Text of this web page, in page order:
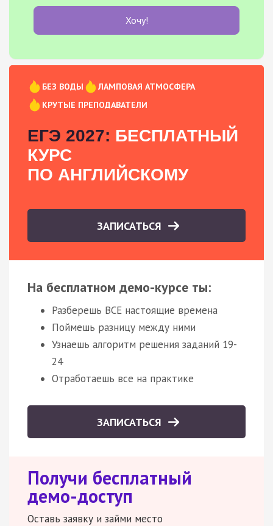
Хочу!
БЕЗ ВОДЫ
ЛАМПОВАЯ АТМОСФЕРА
КРУТЫЕ ПРЕПОДАВАТЕЛИ
ЕГЭ 2027: БЕСПЛАТНЫЙ
КУРС
ПО АНГЛИЙСКОМУ
ЗАПИСАТЬСЯ
На бесплатном демо-курсе ты:
Разберешь ВСЕ настоящие времена
Поймешь разницу между ними
Узнаешь алгоритм решения заданий 19-
24
Отработаешь все на практике
ЗАПИСАТЬСЯ
Получи бесплатный
демо-доступ
Оставь заявку и займи место